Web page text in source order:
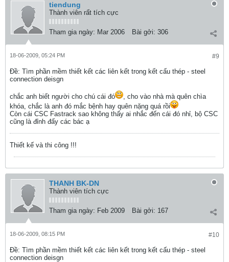
tiendung
Thành viên rất tích cực
Tham gia ngày: Mar 2006 Bài gởi: 306
#9
18-06-2009, 05:24 PM
Ðề: Tìm phần mềm thiết kết các liên kết trong kết cấu thép - steel
connection deisgn
chắc anh biết người cho chú cái đó
, cho vào nhà mà quên chìa
khóa, chắc là anh đó mắc bệnh hay quên nặng quá rồi
Còn cái CSC Fastrack sao không thấy ai nhắc đến cái đó nhỉ, bộ CSC
cũng là đỉnh đấy các bác ạ
Thiết kế và thi công !!!
THANH BK-DN
Thành viên tích cực
Tham gia ngày: Feb 2009 Bài gởi: 167
#10
18-06-2009, 08:15 PM
Ðề: Tìm phần mềm thiết kết các liên kết trong kết cấu thép - steel
connection deisgn